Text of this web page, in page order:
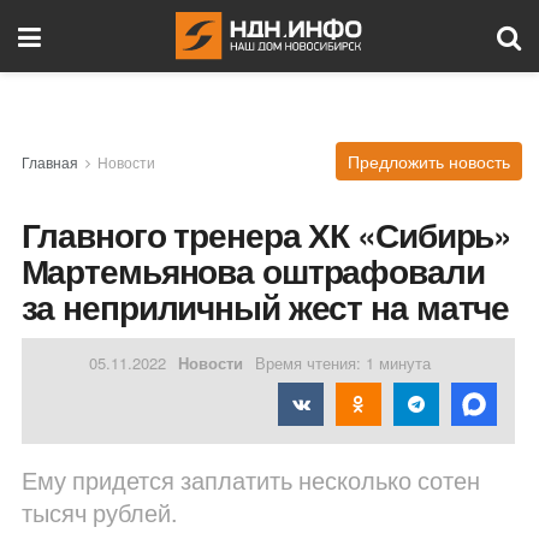
Главная Новости Предложить новость
Главного тренера ХК «Сибирь»
Мартемьянова оштрафовали
за неприличный жест на матче
05.11.2022 Новости Время чтения: 1 минута
Ему придется заплатить несколько сотен
тысяч рублей.